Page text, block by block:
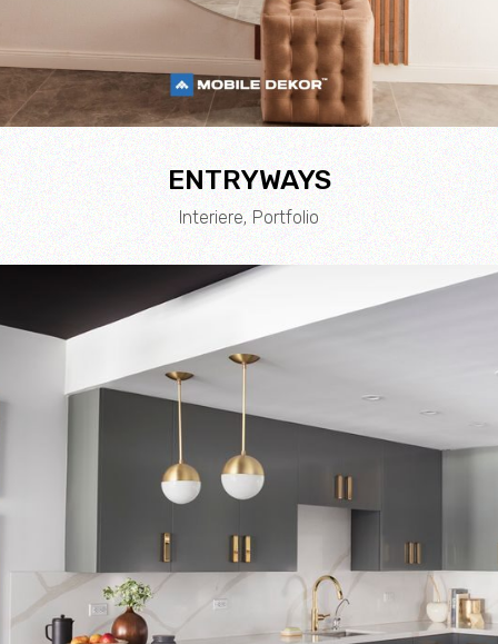
ENTRYWAYS
Interiere Portfolio